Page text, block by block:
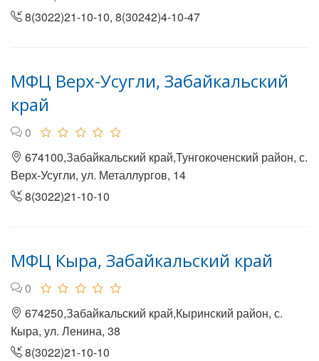
8(3022)21-10-10, 8(30242)4-10-47
МФЦ Верх-Усугли, Забайкальский
край
0
674100,Забайкальский край,Тунгокоченский район, с.
Верх-Усугли, ул. Металлургов, 14
8(3022)21-10-10
МФЦ Кыра, Забайкальский край
0
674250,Забайкальский край,Кыринский район, с.
Кыра, ул. Ленина, 38
8(3022)21-10-10